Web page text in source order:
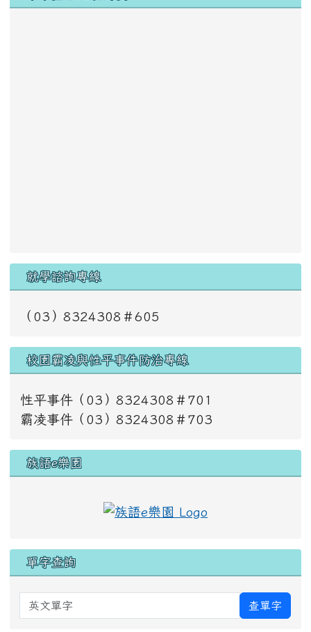
就學諮詢專線
（03）8324308＃605
校園霸凌與性平事件防治專線
性平事件（03）8324308＃701
霸凌事件（03）8324308＃703
族語e樂園
單字查詢
英文單字 查單字